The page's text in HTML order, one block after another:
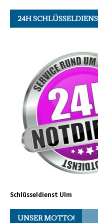
24H
Schlüsseldienst Ulm
UNSER MOTTO!